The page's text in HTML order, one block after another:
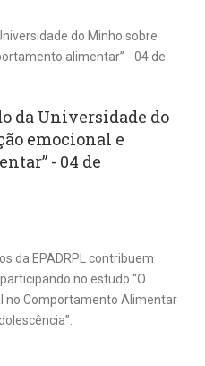
da Universidade do
emocional e
- 04 de
da EPADRPL contribuem
no estudo “O
no Comportamento Alimentar